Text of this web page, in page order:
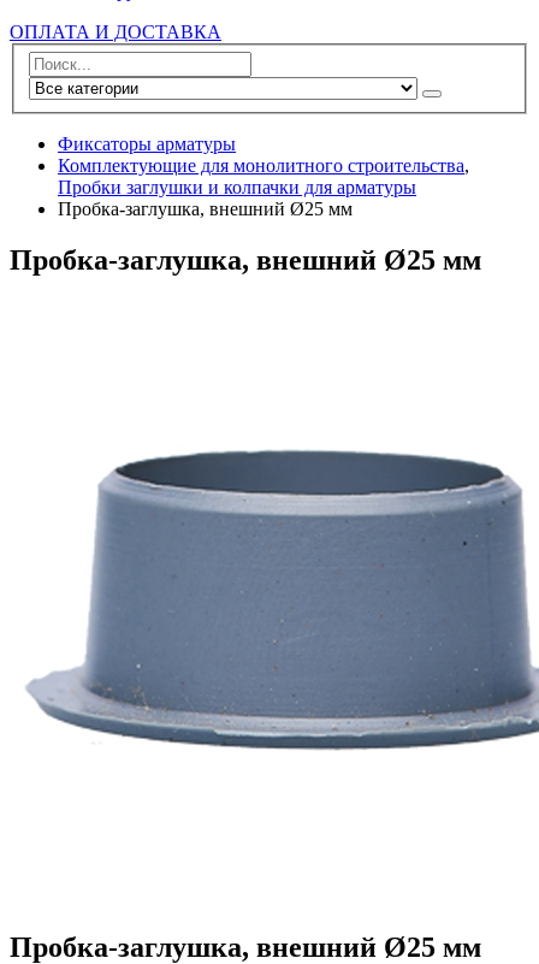
ОПЛАТА И ДОСТАВКА
Фиксаторы арматуры
Комплектующие для монолитного строительства,
Пробки заглушки и колпачки для арматуры
Пробка-заглушка, внешний Ø25 мм
Пробка-заглушка, внешний Ø25 мм
Пробка-заглушка, внешний Ø25 мм